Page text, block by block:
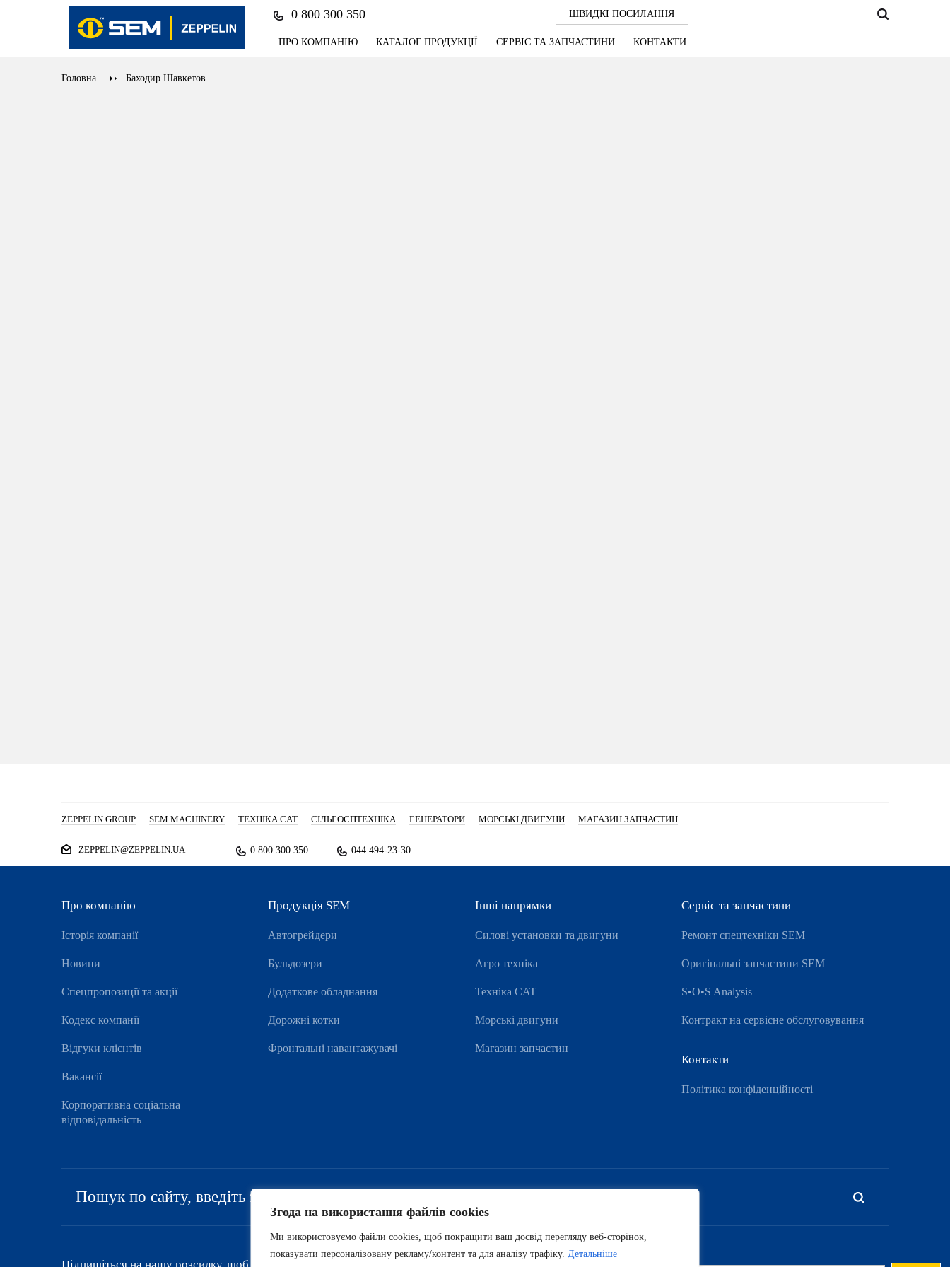
Згода на використання файлів cookies
Ми використовуємо файли cookies, щоб покращити ваш досвід перегляду веб-сторінок,
показувати персоналізовану рекламу/контент та для аналізу трафіку. Детальніше
0 800 300 350
ПРО КОМПАНІЮ КАТАЛОГ ПРОДУКЦІЇ СЕРВІС ТА ЗАПЧАСТИНИ КОНТАКТИ
ШВИДКІ ПОСИЛАННЯ
Головна Баходир Шавкетов
ZEPPELIN GROUP SEM MACHINERY ТЕХНІКА CAT СІЛЬГОСПТЕХНІКА ГЕНЕРАТОРИ МОРСЬКІ ДВИГУНИ МАГАЗИН ЗАПЧАСТИН
ZEPPELIN@ZEPPELIN.UA 0 800 300 350 044 494-23-30
Про компанію
Історія компанії
Новини
Спецпропозиції та акції
Кодекс компанії
Відгуки клієнтів
Вакансії
Корпоративна соціальна
відповідальність
Продукція SEM
Автогрейдери
Бульдозери
Додаткове обладнання
Дорожні котки
Фронтальні навантажувачі
Інші напрямки
Силові установки та двигуни
Агро техніка
Техніка CAT
Морські двигуни
Магазин запчастин
Сервіс та запчастини
Ремонт спецтехніки SEM
Оригінальні запчастини SEM
S•O•S Analysis
Контракт на сервісне обслуговування
Контакти
Політика конфіденційності